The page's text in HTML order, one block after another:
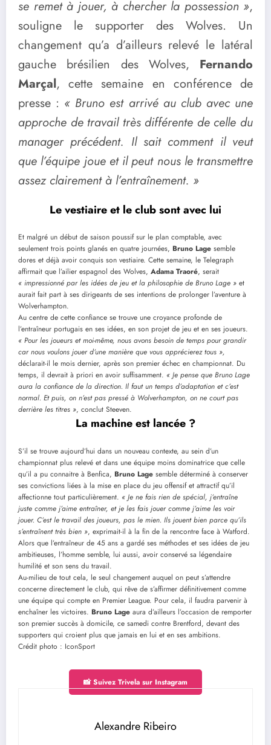
se remet à jouer, à chercher la possession »,
souligne le supporter des Wolves. Un
changement qu’a d’ailleurs relevé le latéral
gauche brésilien des Wolves, Fernando
Marçal, cette semaine en conférence de
presse : « Bruno est arrivé au club avec une
approche de travail très différente de celle du
manager précédent. Il sait comment il veut
que l’équipe joue et il peut nous le transmettre
assez clairement à l’entraînement. »
Le vestiaire et le club sont avec lui
Et malgré un début de saison poussif sur le plan comptable, avec
seulement trois points glanés en quatre journées, Bruno Lage semble
dores et déjà avoir conquis son vestiaire. Cette semaine, le Telegraph
affirmait que l’ailier espagnol des Wolves, Adama Traoré, serait
« impressionné par les idées de jeu et la philosophie de Bruno Lage » et
aurait fait part à ses dirigeants de ses intentions de prolonger l’aventure à
Wolverhampton.
Au centre de cette confiance se trouve une croyance profonde de
l’entraîneur portugais en ses idées, en son projet de jeu et en ses joueurs.
« Pour les joueurs et moi-même, nous avons besoin de temps pour grandir
car nous voulons jouer d’une manière que vous apprécierez tous »,
déclarait-il le mois dernier, après son premier échec en championnat. Du
temps, il devrait à priori en avoir suffisamment. « Je pense que Bruno Lage
aura la confiance de la direction. Il faut un temps d’adaptation et c’est
normal. Et puis, on n’est pas pressé à Wolverhampton, on ne court pas
derrière les titres », conclut Steeven.
La machine est lancée ?
S’il se trouve aujourd’hui dans un nouveau contexte, au sein d’un
championnat plus relevé et dans une équipe moins dominatrice que celle
qu’il a pu connaitre à Benfica, Bruno Lage semble déterminé à conserver
ses convictions liées à la mise en place du jeu offensif et attractif qu’il
affectionne tout particulièrement. « Je ne fais rien de spécial, j’entraîne
juste comme j’aime entraîner, et je les fais jouer comme j’aime les voir
jouer. C’est le travail des joueurs, pas le mien. Ils jouent bien parce qu’ils
s’entraînent très bien », exprimait-il à la fin de la rencontre face à Watford.
Alors que l’entraîneur de 45 ans a gardé ses méthodes et ses idées de jeu
ambitieuses, l’homme semble, lui aussi, avoir conservé sa légendaire
humilité et son sens du travail.
Au-milieu de tout cela, le seul changement auquel on peut s’attendre
concerne directement le club, qui rêve de s’affirmer définitivement comme
une équipe qui compte en Premier League. Pour cela, il faudra parvenir à
enchaîner les victoires. Bruno Lage aura d’ailleurs l’occasion de remporter
son premier succès à domicile, ce samedi contre Brentford, devant des
supporters qui croient plus que jamais en lui et en ses ambitions.
Crédit photo : IconSport
📸 Suivez Trivela sur Instagram
Alexandre Ribeiro